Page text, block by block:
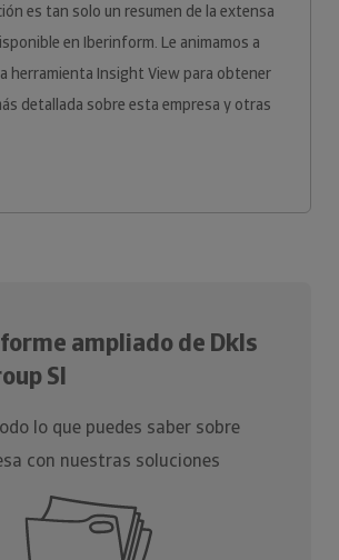
es tan solo un resumen de la extensa
en Iberinform. Le animamos a
herramienta Insight View para obtener
detallada sobre esta empresa y otras
ampliado de Dkls
Sl
lo que puedes saber sobre
con nuestras soluciones